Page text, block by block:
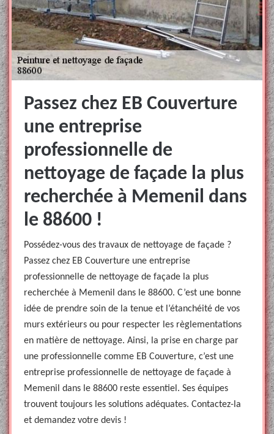
Passez chez EB Couverture
une entreprise
professionnelle de
nettoyage de façade la plus
recherchée à Memenil dans
le 88600 !
Possédez-vous des travaux de nettoyage de façade ?
Passez chez EB Couverture une entreprise
professionnelle de nettoyage de façade la plus
recherchée à Memenil dans le 88600. C’est une bonne
idée de prendre soin de la tenue et l’étanchéité de vos
murs extérieurs ou pour respecter les règlementations
en matière de nettoyage. Ainsi, la prise en charge par
une professionnelle comme EB Couverture, c’est une
entreprise professionnelle de nettoyage de façade à
Memenil dans le 88600 reste essentiel. Ses équipes
trouvent toujours les solutions adéquates. Contactez-la
et demandez votre devis !